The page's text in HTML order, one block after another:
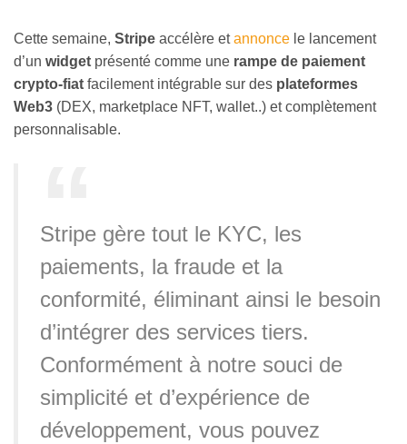
Cette semaine, Stripe accélère etannonce le lancement
d’un widget présenté comme une rampe de paiement
crypto-fiat facilement intégrable sur des plateformes
Web3 (DEX, marketplace NFT, wallet..) et complètement
personnalisable.
Stripe gère tout le KYC, les
paiements, la fraude et la
conformité, éliminant ainsi le besoin
d’intégrer des services tiers.
Conformément à notre souci de
simplicité et d’expérience de
développement, vous pouvez